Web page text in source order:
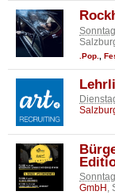
.Pop.
GmbH ,